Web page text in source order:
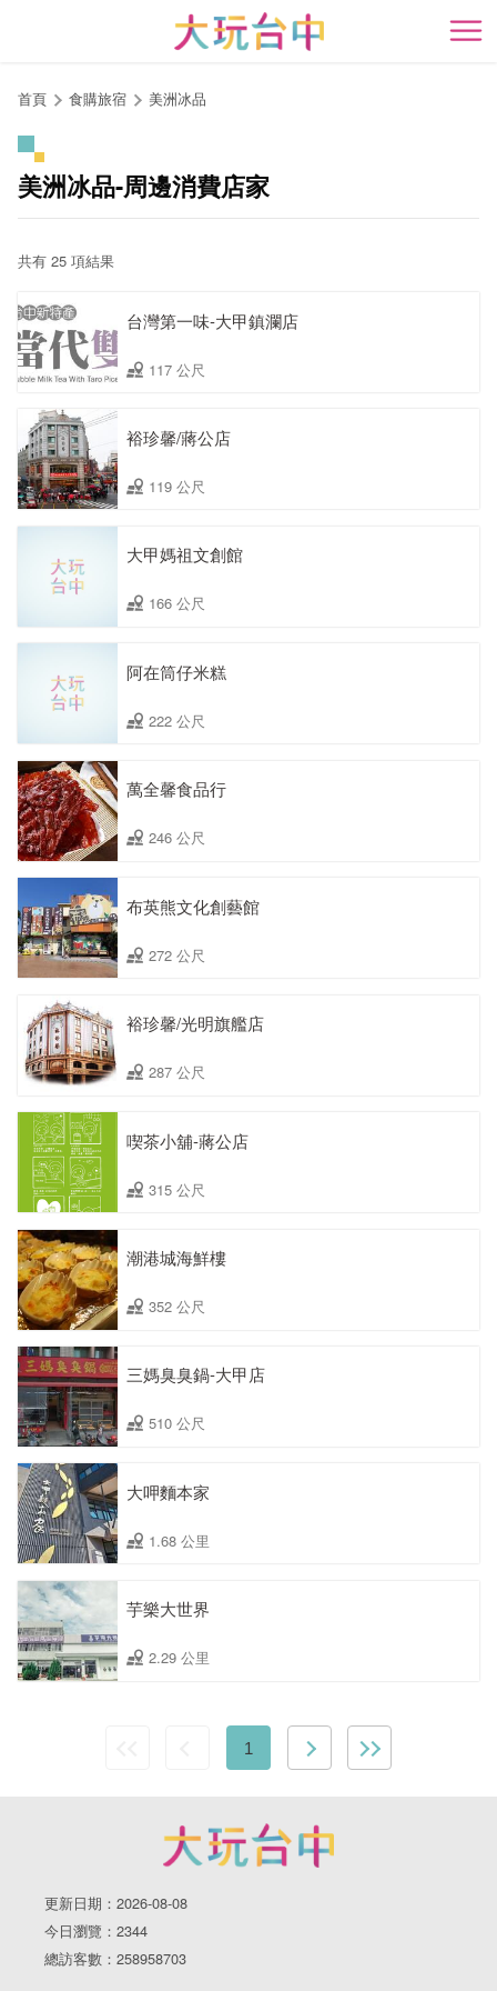
開
首頁 食購旅宿 美洲冰品
美洲冰品-周邊消費店家
共有 25 項結果
台灣第一味-大甲鎮瀾店
117 公尺
裕珍馨/蔣公店
119 公尺
大甲媽祖文創館
166 公尺
阿在筒仔米糕
222 公尺
萬全馨食品行
246 公尺
布英熊文化創藝館
272 公尺
裕珍馨/光明旗艦店
287 公尺
喫茶小舖-蔣公店
315 公尺
潮港城海鮮樓
352 公尺
三媽臭臭鍋-大甲店
510 公尺
大呷麵本家
1.68 公里
芋樂大世界
2.29 公里
1
更新日期：2026-08-08
今日瀏覽：2344
總訪客數：258958703